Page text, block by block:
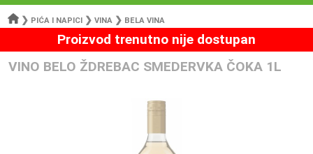
❯ PIĆA I NAPICI ❯ VINA ❯ BELA VINA
Proizvod trenutno nije dostupan
VINO BELO ŽDREBAC SMEDERVKA ČOKA 1L